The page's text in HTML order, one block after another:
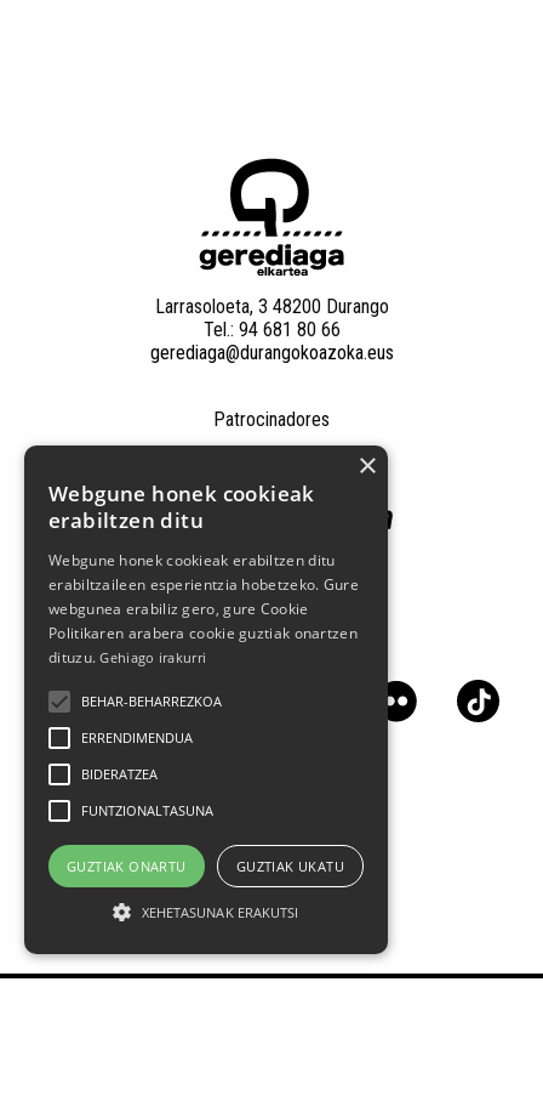
Larrasoloeta, 3 48200 Durango
Tel.: 94 681 80 66
gerediaga@durangokoazoka.eus
Patrocinadores
Síguenos en las redes sociales
×
Webgune honek cookieak
erabiltzen ditu
Webgune honek cookieak erabiltzen ditu
erabiltzaileen esperientzia hobetzeko. Gure
webgunea erabiliz gero, gure Cookie
Politikaren arabera cookie guztiak onartzen
dituzu.Gehiago irakurri
BEHAR-BEHARREZKOA
ERRENDIMENDUA
BIDERATZEA
FUNTZIONALTASUNA
GUZTIAK ONARTU GUZTIAK UKATU
XEHETASUNAK ERAKUTSI